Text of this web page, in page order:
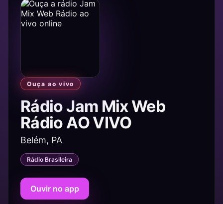
Ouça ao vivo
Rádio Jam Mix Web
Rádio AO VIVO
Belém, PA
Rádio Brasileira
Ouvir no app